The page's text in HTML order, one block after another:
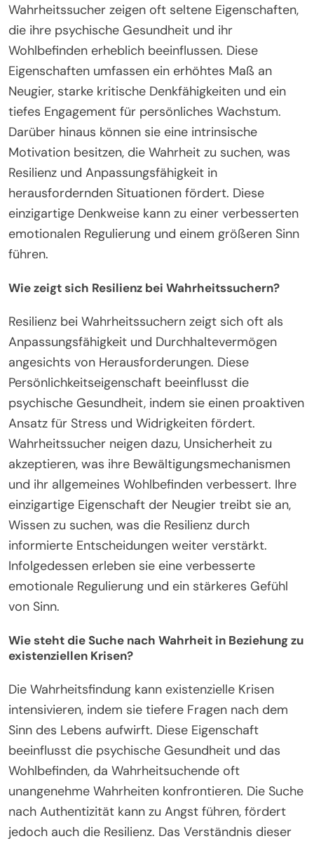
Wahrheitssucher zeigen oft seltene Eigenschaften,
die ihre psychische Gesundheit und ihr
Wohlbefinden erheblich beeinflussen. Diese
Eigenschaften umfassen ein erhöhtes Maß an
Neugier, starke kritische Denkfähigkeiten und ein
tiefes Engagement für persönliches Wachstum.
Darüber hinaus können sie eine intrinsische
Motivation besitzen, die Wahrheit zu suchen, was
Resilienz und Anpassungsfähigkeit in
herausfordernden Situationen fördert. Diese
einzigartige Denkweise kann zu einer verbesserten
emotionalen Regulierung und einem größeren Sinn
führen.
Wie zeigt sich Resilienz bei Wahrheitssuchern?
Resilienz bei Wahrheitssuchern zeigt sich oft als
Anpassungsfähigkeit und Durchhaltevermögen
angesichts von Herausforderungen. Diese
Persönlichkeitseigenschaft beeinflusst die
psychische Gesundheit, indem sie einen proaktiven
Ansatz für Stress und Widrigkeiten fördert.
Wahrheitssucher neigen dazu, Unsicherheit zu
akzeptieren, was ihre Bewältigungsmechanismen
und ihr allgemeines Wohlbefinden verbessert. Ihre
einzigartige Eigenschaft der Neugier treibt sie an,
Wissen zu suchen, was die Resilienz durch
informierte Entscheidungen weiter verstärkt.
Infolgedessen erleben sie eine verbesserte
emotionale Regulierung und ein stärkeres Gefühl
von Sinn.
Wie steht die Suche nach Wahrheit in Beziehung zu
existenziellen Krisen?
Die Wahrheitsfindung kann existenzielle Krisen
intensivieren, indem sie tiefere Fragen nach dem
Sinn des Lebens aufwirft. Diese Eigenschaft
beeinflusst die psychische Gesundheit und das
Wohlbefinden, da Wahrheitsuchende oft
unangenehme Wahrheiten konfrontieren. Die Suche
nach Authentizität kann zu Angst führen, fördert
jedoch auch die Resilienz. Das Verständnis dieser